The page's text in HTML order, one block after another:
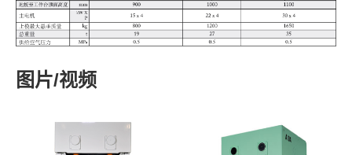
图片/视频